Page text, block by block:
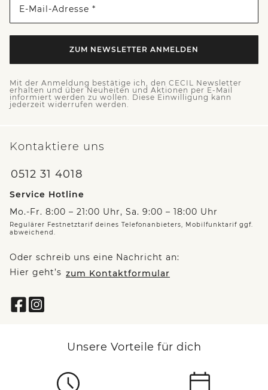
E-Mail-Adresse *
ZUM NEWSLETTER ANMELDEN
Mit der Anmeldung bestätige ich, den CECIL Newsletter
erhalten und über Neuheiten und Aktionen per E-Mail
informiert werden zu wollen. Diese Einwilligung kann
jederzeit widerrufen werden.
Kontaktiere uns
0512 31 4018
Service Hotline
Mo.-Fr. 8:00 – 21:00 Uhr, Sa. 9:00 – 18:00 Uhr
Regulärer Festnetztarif deines Telefonanbieters, Mobilfunktarif ggf.
abweichend.
Oder schreib uns eine Nachricht an:
Hier geht’s zum Kontaktformular
Unsere Vorteile für dich